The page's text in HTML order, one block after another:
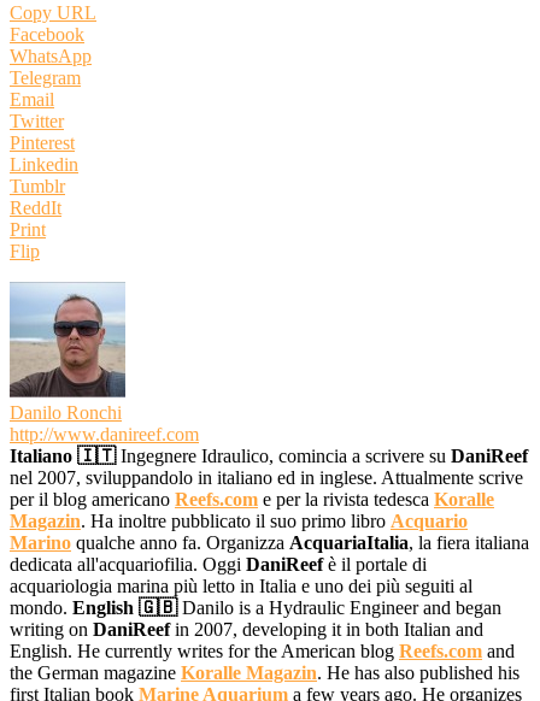
Copy URL
Facebook
WhatsApp
Telegram
Email
Twitter
Pinterest
Linkedin
Tumblr
ReddIt
Print
Flip
Danilo Ronchi
http://www.danireef.com
Italiano 🇮🇹Ingegnere Idraulico, comincia a scrivere su DaniReef
nel 2007, sviluppandolo in italiano ed in inglese. Attualmente scrive
per il blog americano Reefs.com e per la rivista tedesca Koralle
Magazin. Ha inoltre pubblicato il suo primo libro Acquario
Marino qualche anno fa. Organizza AcquariaItalia, la fiera italiana
dedicata all'acquariofilia. Oggi DaniReefè il portale di
acquariologia marina più letto in Italia e uno dei più seguiti al
mondo. English 🇬🇧Danilo is a Hydraulic Engineer and began
writing on DaniReefin 2007, developing it in both Italian and
English. He currently writes for the American blog Reefs.com and
the German magazine Koralle Magazin. He has also published his
first Italian book Marine Aquarium a few years ago. He organizes